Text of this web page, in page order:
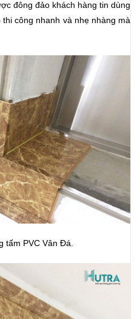
đông đảo khách hàng tin dùng
công nhanh và nhẹ nhàng mà
tấm PVC Vân Đá.